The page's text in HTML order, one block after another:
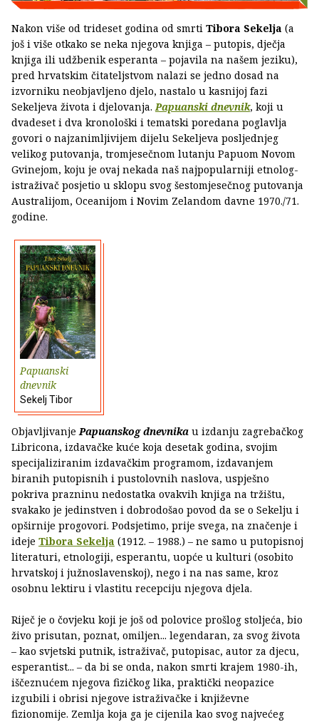
Nakon više od trideset godina od smrti Tibora Sekelja (a
još i više otkako se neka njegova knjiga – putopis, dječja
knjiga ili udžbenik esperanta – pojavila na našem jeziku),
pred hrvatskim čitateljstvom nalazi se jedno dosad na
izvorniku neobjavljeno djelo, nastalo u kasnijoj fazi
Sekeljeva života i djelovanja.Papuanski dnevnik, koji u
dvadeset i dva kronološki i tematski poredana poglavlja
govori o najzanimljivijem dijelu Sekeljeva posljednjeg
velikog putovanja, tromjesečnom lutanju Papuom Novom
Gvinejom, koju je ovaj nekada naš najpopularniji etnolog-
istraživač posjetio u sklopu svog šestomjesečnog putovanja
Australijom, Oceanijom i Novim Zelandom davne 1970./71.
godine.
Papuanski
dnevnik
Sekelj Tibor
ObjavljivanjePapuanskog dnevnika u izdanju zagrebačkog
Libricona, izdavačke kuće koja desetak godina, svojim
specijaliziranim izdavačkim programom, izdavanjem
biranih putopisnih i pustolovnih naslova, uspješno
pokriva prazninu nedostatka ovakvih knjiga na tržištu,
svakako je jedinstven i dobrodošao povod da se o Sekelju i
opširnije progovori. Podsjetimo, prije svega, na značenje i
ideje Tibora Sekelja (1912. – 1988.) – ne samo u putopisnoj
literaturi, etnologiji, esperantu, uopće u kulturi (osobito
hrvatskoj i južnoslavenskoj), nego i na nas same, kroz
osobnu lektiru i vlastitu recepciju njegova djela.
Riječ je o čovjeku koji je još od polovice prošlog stoljeća, bio
živo prisutan, poznat, omiljen... legendaran, za svog života
– kao svjetski putnik, istraživač, putopisac, autor za djecu,
esperantist... – da bi se onda, nakon smrti krajem 1980-ih,
iščeznućem njegova fizičkog lika, praktički neopazice
izgubili i obrisi njegove istraživačke i književne
fizionomije. Zemlja koja ga je cijenila kao svog najvećeg